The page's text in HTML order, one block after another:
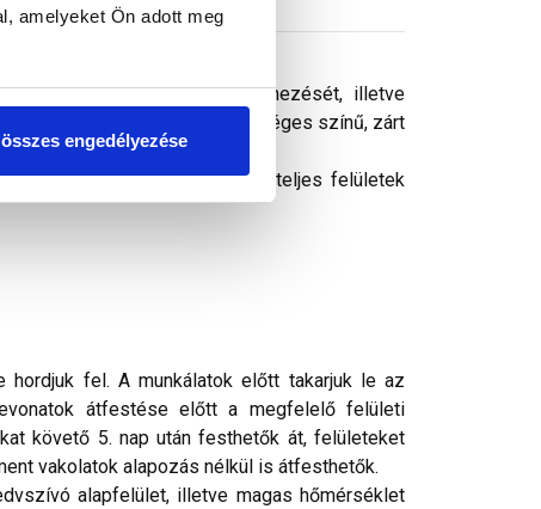
amelyeket Ön adott meg
engedélyezése
homlokzati felületek színezését, illetve
bevonat időtálló, egységes színű, zárt
Gazdaságosan alkalmazható teljes felületek
fel. A munkálatok előtt takarjuk le az
átfestése előtt a megfelelő felületi
követő 5. nap után festhetők át, felületeket
vakolatok alapozás nélkül is átfesthetők.
alapfelület, illetve magas hőmérséklet